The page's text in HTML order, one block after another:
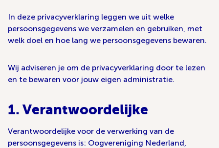
In deze privacyverklaring leggen we uit welke
persoonsgegevens we verzamelen en gebruiken, met
welk doel en hoe lang we persoonsgegevens bewaren.
Wij adviseren je om de privacyverklaring door te lezen
en te bewaren voor jouw eigen administratie.
1. Verantwoordelijke
Verantwoordelijke voor de verwerking van de
persoonsgegevens is: Oogvereniging Nederland,